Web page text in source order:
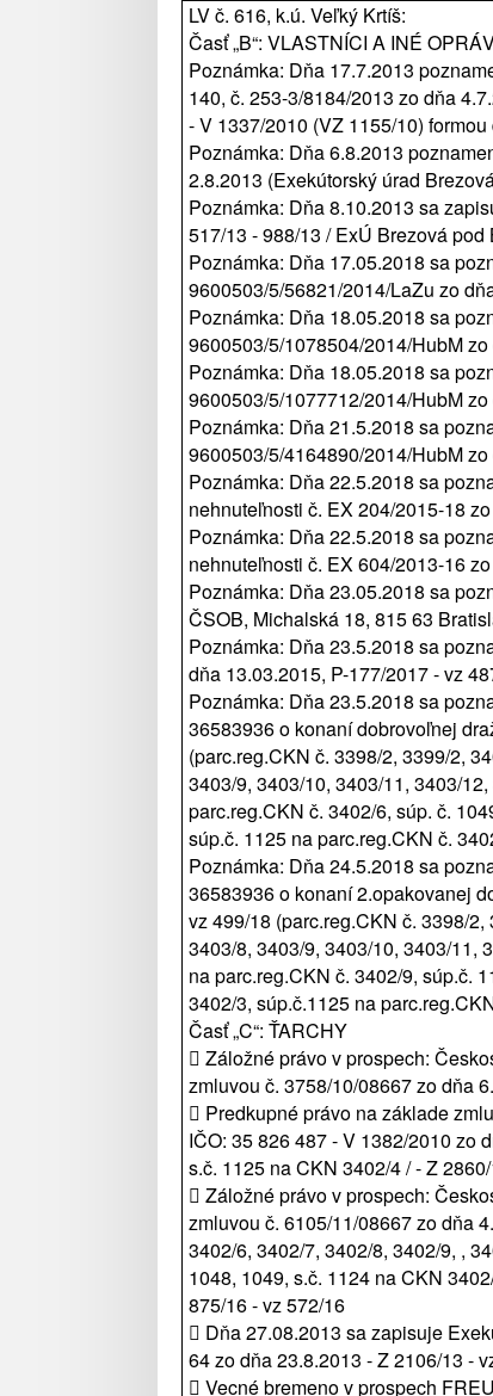
LV č. 616, k.ú. Veľký Krtíš:
Časť „B“: VLASTNÍCI A INÉ
Poznámka: Dňa 17.7.2013
140, č. 253-3/8184/2013 zo dňa
- V 1337/2010 (VZ 1155/10)
Poznámka: Dňa 6.8.2013
2.8.2013 (Exekútorský úrad
Poznámka: Dňa 8.10.2013 sa
517/13 - 988/13 / ExÚ Brezová
Poznámka: Dňa 17.05.2018 sa
9600503/5/56821/2014/LaZu zo
Poznámka: Dňa 18.05.2018 sa
9600503/5/1078504/2014/HubM
Poznámka: Dňa 18.05.2018 sa
9600503/5/1077712/2014/HubM
Poznámka: Dňa 21.5.2018 sa
9600503/5/4164890/2014/HubM
Poznámka: Dňa 22.5.2018 sa
nehnuteľnosti č. EX 204/2015-18
Poznámka: Dňa 22.5.2018 sa
nehnuteľnosti č. EX 604/2013-16
Poznámka: Dňa 23.05.2018 sa
ČSOB, Michalská 18, 815 63
Poznámka: Dňa 23.5.2018 sa
dňa 13.03.2015, P-177/2017 - vz
Poznámka: Dňa 23.5.2018 sa
36583936 o konaní dobrovoľnej
(parc.reg.CKN č. 3398/2, 3399/2,
3403/9, 3403/10, 3403/11, 3403/
parc.reg.CKN č. 3402/6, súp. č.
súp.č. 1125 na parc.reg.CKN č.
Poznámka: Dňa 24.5.2018 sa
36583936 o konaní 2.opakovanej
vz 499/18 (parc.reg.CKN č. 3398/
3403/8, 3403/9, 3403/10, 3403/11,
na parc.reg.CKN č. 3402/9, súp.č.
3402/3, súp.č.1125 na
Časť „C“: ŤARCHY
 Záložné právo v prospech:
zmluvou č. 3758/10/08667 zo dňa
 Predkupné právo na základe
IČO: 35 826 487 - V 1382/2010 zo
s.č. 1125 na CKN 3402/4 / - Z
 Záložné právo v prospech:
zmluvou č. 6105/11/08667 zo dňa
3402/6, 3402/7, 3402/8, 3402/9, ,
1048, 1049, s.č. 1124 na CKN
875/16 - vz 572/16
 Dňa 27.08.2013 sa zapisuje
64 zo dňa 23.8.2013 - Z 2106/13 -
 Vecné bremeno v prospech